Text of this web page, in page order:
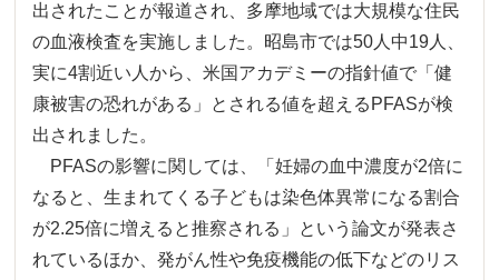
出されたことが報道され、多摩地域では大規模な住民
の血液検査を実施しました。昭島市では50人中19人、
実に4割近い人から、米国アカデミーの指針値で「健
康被害の恐れがある」とされる値を超えるPFASが検
出されました。
PFASの影響に関しては、「妊婦の血中濃度が2倍に
なると、生まれてくる子どもは染色体異常になる割合
が2.25倍に増えると推察される」という論文が発表さ
れているほか、発がん性や免疫機能の低下などのリス